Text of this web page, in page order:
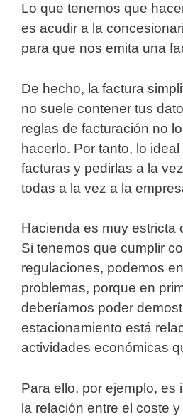
Lo que tenemos que
es acudir a la
para que nos emita una
De hecho, la factura
no suele contener tus
reglas de facturación no
hacerlo. Por tanto, lo
facturas y pedirlas a la
todas a la vez a la
Hacienda es muy estricta
Si tenemos que cumplir
regulaciones, podemos
problemas, porque en
deberíamos poder
estacionamiento está
actividades económicas
Para ello, por ejemplo, es
la relación entre el coste